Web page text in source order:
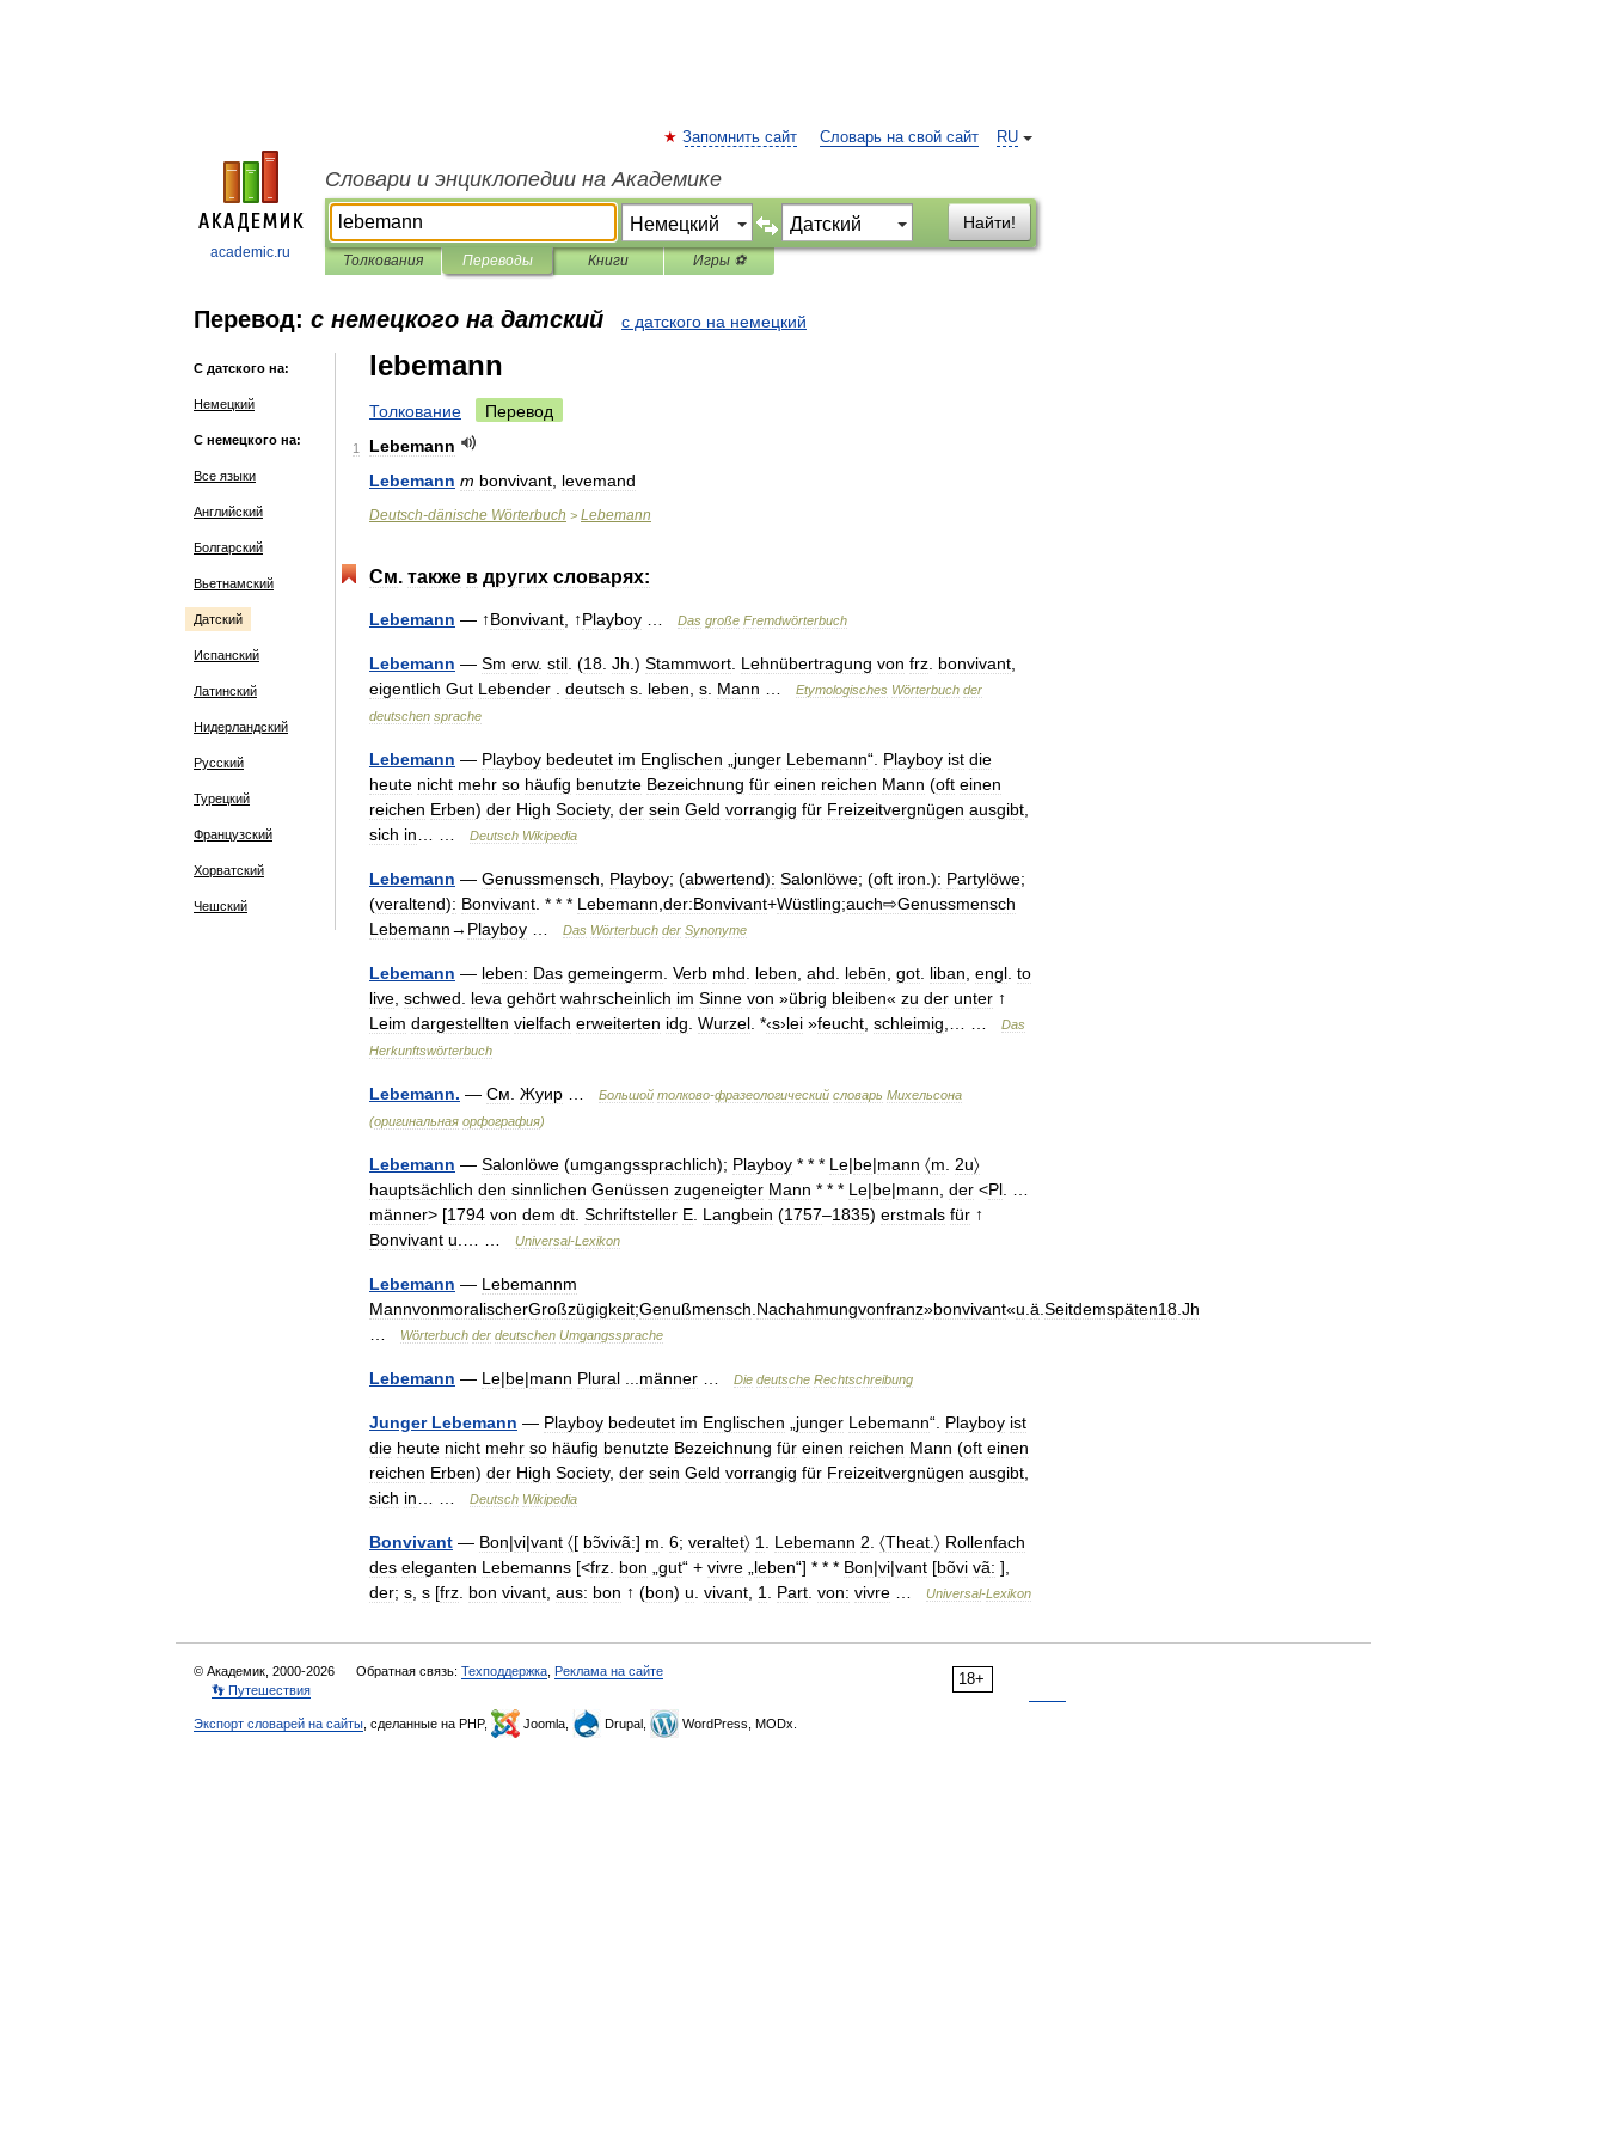
academic.ru
RU
Запомнить сайт Словарь на свой сайт
Словари и энциклопедии на Академике
Найти!
Толкования Переводы Книги Игры ⚽
Перевод: с немецкого на датский с датского на немецкий
С датского на:
Немецкий
С немецкого на:
Все языки
Английский
Болгарский
Вьетнамский
Датский
Испанский
Латинский
Нидерландский
Русский
Турецкий
Французский
Хорватский
Чешский
lebemann
Толкование Перевод
1
Lebemann
Lebemann m bonvivant levemand
Deutsch-dänische Wörterbuch > Lebemann
См. также в других словарях:
Lebemann — ↑Bonvivant , ↑Playboy Das große Fremdwörterbuch
Lebemann — Sm erw. stil . (18 Jh .) Stammwort Lehnübertragung von frz bonvivant
eigentlich Gut Lebender deutsch s leben s Mann Etymologisches Wörterbuch der
deutschen sprache
Lebemann — Playboy bedeutet im Englischen junger Lebemann“. Playboy ist die
heute nicht mehr so häufig benutzte Bezeichnung für einen reichen Mann (oft einen
reichen Erben) der High Society, der sein Geld vorrangig für Freizeitvergnügen ausgibt
sich in Deutsch Wikipedia
Lebemann — Genussmensch Playboy; (abwertend): Salonlöwe; (oft iron .): Partylöwe;
(veraltend): Bonvivant . * * * Lebemann der:Bonvivant+Wüstling;auch⇨Genussmensch
Lebemann→ Playboy Das Wörterbuch der Synonyme
Lebemann — leben: Das gemeingerm Verb mhd leben ahd lebēn got liban engl to
live schwed leva gehört wahrscheinlich im Sinne von »übrig bleiben« zu der unter ↑
Leim dargestellten vielfach erweiterten idg Wurzel . *‹s›lei »feucht schleimig
Das
Herkunftswörterbuch
Lebemann. — См Жуир Большой толково-фразеологический словарь Михельсона
(оригинальная орфография)
Lebemann — Salonlöwe (umgangssprachlich); Playboy * * * Le|be|mann 〈m
2u〉
hauptsächlich den sinnlichen Genüssen zugeneigter Mann * * * Le|be|mann der <Pl
männer> [1794 von dem dt Schriftsteller E Langbein (1757–1835) erstmals für ↑
Bonvivant u Universal-Lexikon
Lebemann — Lebemannm
MannvonmoralischerGroßzügigkeit;Genußmensch Nachahmungvonfranz»bonvivant«u ä Seitdemspäten18 Jh
Wörterbuch der deutschen Umgangssprache
Lebemann — Le|be|mann Plural männer Die deutsche Rechtschreibung
Junger Lebemann — Playboy bedeutet im Englischen junger Lebemann“. Playboy ist
die heute nicht mehr so häufig benutzte Bezeichnung für einen reichen Mann (oft einen
reichen Erben) der High Society, der sein Geld vorrangig für Freizeitvergnügen ausgibt
sich in Deutsch Wikipedia
Bonvivant — Bon|vi|vant 〈[ bɔ̃vivã:] m 6; veraltet〉 1 Lebemann 2 〈Theat 〉 Rollenfach
des eleganten Lebemanns [<frz bon gut“ + vivre leben“] * * * Bon|vi|vant [bõvi vã: ],
der; s s [frz bon vivant aus: bon ↑ (bon) u vivant 1 Part von: vivre Universal-Lexikon
18+
© Академик, 2000-2026 Обратная связь: Техподдержка Реклама на сайте
👣 Путешествия
Экспорт словарей на сайты , сделанные на PHP, Joomla, Drupal, WordPress, MODx.